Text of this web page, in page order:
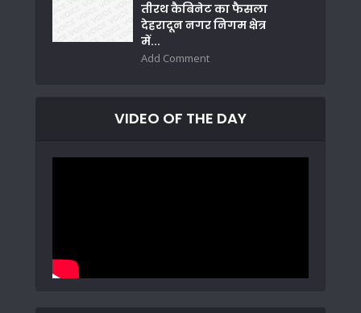
तीरथ कैबिनेट का फैसला
देहरादून नगर निगम क्षेत्र
में...
Add Comment
VIDEO OF THE DAY